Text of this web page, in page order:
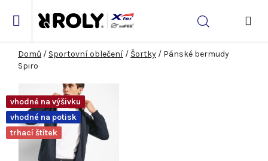
Hledat
Domů / Sportovní oblečení / Šortky / Pánské bermudy
Spiro
vhodné na výšivku
vhodné na potisk
trhací štítek